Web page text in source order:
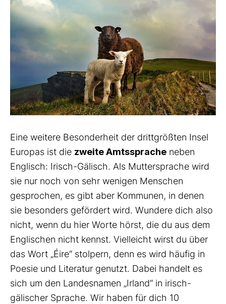
Eine weitere Besonderheit der drittgrößten Insel
Europas ist die zweite Amtssprache neben
Englisch: Irisch-Gälisch. Als Muttersprache wird
sie nur noch von sehr wenigen Menschen
gesprochen, es gibt aber Kommunen, in denen
sie besonders gefördert wird. Wundere dich also
nicht, wenn du hier Worte hörst, die du aus dem
Englischen nicht kennst. Vielleicht wirst du über
das Wort „Éire“ stolpern, denn es wird häufig in
Poesie und Literatur genutzt. Dabei handelt es
sich um den Landesnamen „Irland“ in irisch-
gälischer Sprache. Wir haben für dich 10